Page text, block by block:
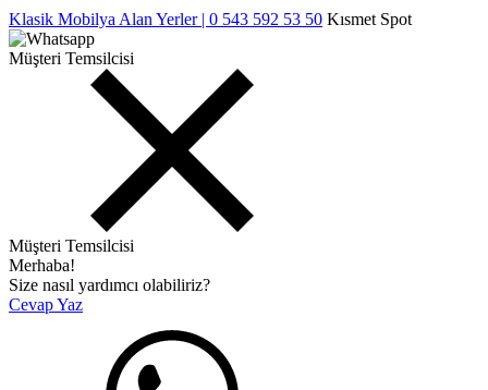
Klasik Mobilya Alan Yerler | 0 543 592 53 50 Kısmet Spot
Müşteri Temsilcisi
Müşteri Temsilcisi
Merhaba!
Size nasıl yardımcı olabiliriz?
Cevap Yaz